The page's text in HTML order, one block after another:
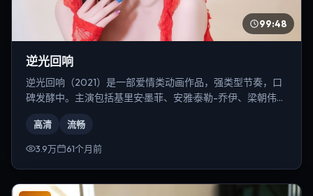
99:48
逆光回响
逆光回响（2021）是一部爱情类动画作品，强类型节奏，口
碑发酵中。主演包括基里安·墨菲、安雅·泰勒-乔伊、梁朝伟
高清 流畅
3.9万 61个月前